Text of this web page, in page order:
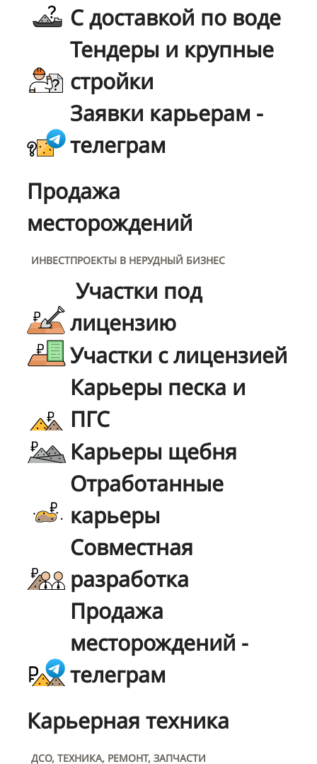
С доставкой по воде
Тендеры и крупные
стройки
Заявки карьерам -
телеграм
Продажа
месторождений
ИНВЕСТПРОЕКТЫ В НЕРУДНЫЙ БИЗНЕС
Участки под
лицензию
Участки с лицензией
Карьеры песка и
ПГС
Карьеры щебня
Отработанные
карьеры
Совместная
разработка
Продажа
месторождений -
телеграм
Карьерная техника
ДСО, ТЕХНИКА, РЕМОНТ, ЗАПЧАСТИ